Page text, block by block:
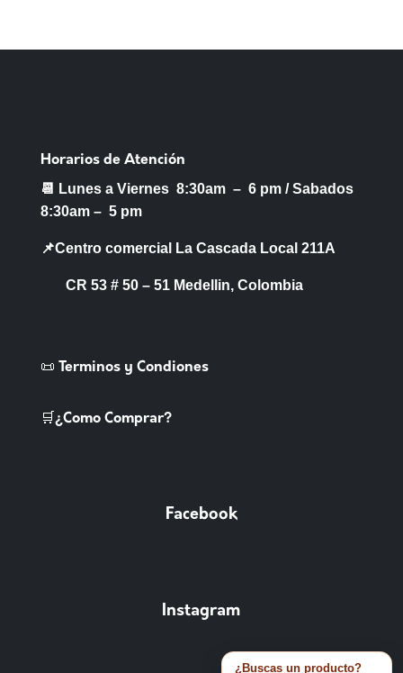
Horarios de Atención
📆 Lunes a Viernes 8:30am – 6 pm /Sabados
8:30am – 5 pm
📌Centro comercial La Cascada Local 211A
CR 53 # 50 – 51 Medellin, Colombia
📜 Terminos y Condiones
🛒¿Como Comprar?
Facebook
Instagram
¿Buscas un producto?